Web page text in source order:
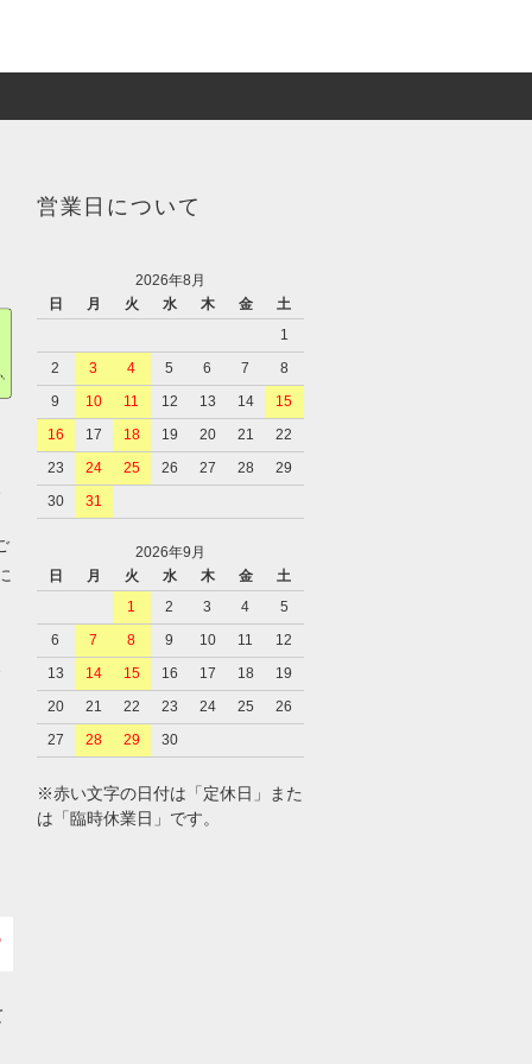
営業日について
2026年8月
日
月 火 水 木 金
土
1
2
3 4 5 6 7
8
9
10 11 12 13 14
15
16
17 18 19 20 21
22
23
24 25 26 27 28
29
30
31
2026年9月
日
月 火 水 木 金
土
1
2 3 4
5
6
7 8 9 10 11
12
13
14 15 16 17 18
19
20
21 22 23 24 25
26
27
28 29 30
※赤い文字の日付は「定休日」また
は「臨時休業日」です。